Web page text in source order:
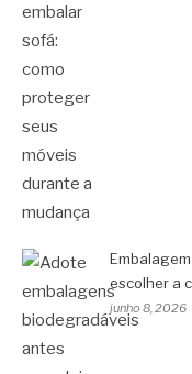
escolher a
junho 8, 2026